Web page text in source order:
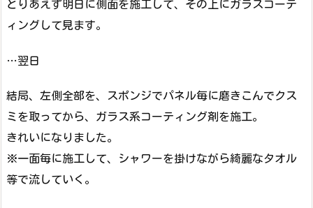
とりあえず明日に側面を施工して、その上にガラスコーテ
ィングして見ます。
…翌日
結局、左側全部を、スポンジでパネル毎に磨きこんでクス
ミを取ってから、ガラス系コーティング剤を施工。
きれいになりました。
※一面毎に施工して、シャワーを掛けながら綺麗なタオル
等で流していく。